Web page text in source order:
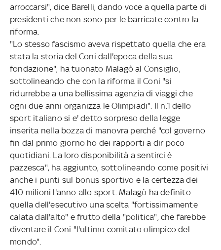
arroccarsi", dice Barelli, dando voce a quella parte di
presidenti che non sono per le barricate contro la
riforma.
"Lo stesso fascismo aveva rispettato quella che era
stata la storia del Coni dall'epoca della sua
fondazione", ha tuonato Malagò al Consiglio,
sottolineando che con la riforma il Coni "si
ridurrebbe a una bellissima agenzia di viaggi che
ogni due anni organizza le Olimpiadi". Il n.1 dello
sport italiano si e' detto sorpreso della legge
inserita nella bozza di manovra perché "col governo
fin dal primo giorno ho dei rapporti a dir poco
quotidiani. La loro disponibilità a sentirci è
pazzesca", ha aggiunto, sottolineando come positivi
anche i punti sul bonus sportivo e la certezza dei
410 milioni l'anno allo sport. Malagò ha definito
quella dell'esecutivo una scelta "fortissimamente
calata dall'alto" e frutto della "politica", che farebbe
diventare il Coni "l'ultimo comitato olimpico del
mondo".